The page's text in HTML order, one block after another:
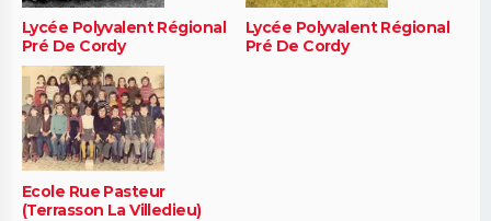
Lycée Polyvalent Régional
Pré De Cordy
Lycée Polyvalent Régional
Pré De Cordy
Ecole Rue Pasteur
(Terrasson La Villedieu)